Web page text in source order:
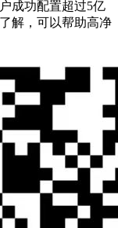
成功配置超过5亿
解，可以帮助高净